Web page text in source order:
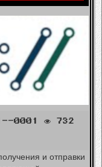
0001
732
и отправки